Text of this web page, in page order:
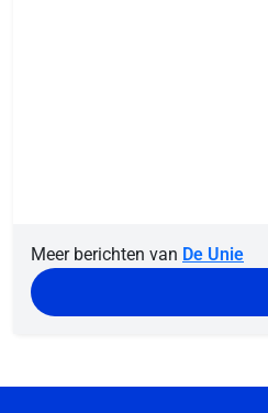
Meer berichten van De Unie